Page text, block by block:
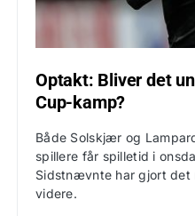
Optakt: Bliver det
Cup-kamp?
Både Solskjær og
spillere får spilletid i
Sidstnævnte har gjort det
videre.